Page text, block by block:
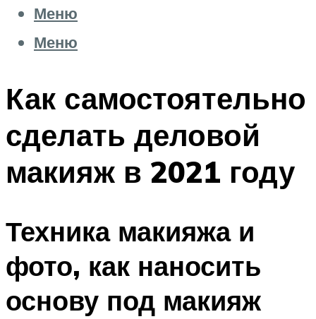
Меню
Меню
Как самостоятельно
сделать деловой
макияж в 2021 году
Техника макияжа и
фото, как наносить
основу под макияж